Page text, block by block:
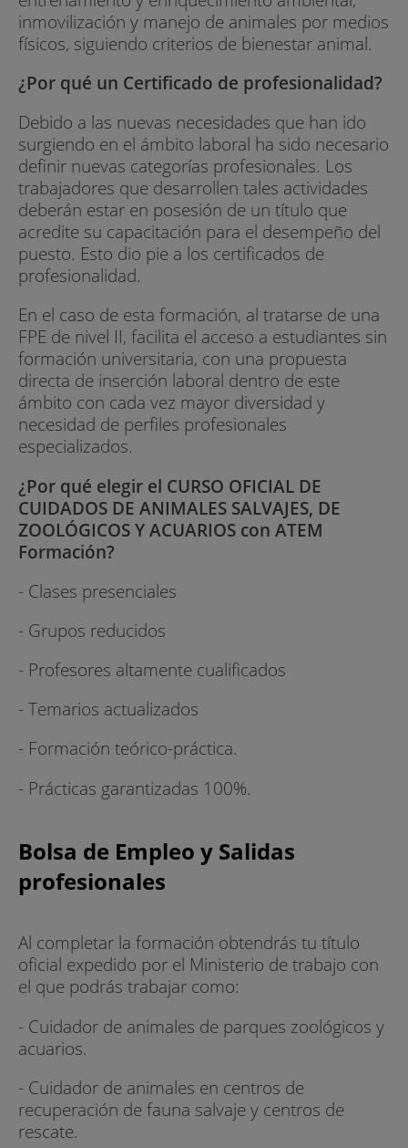
inmovilización y manejo de animales por medios
físicos, siguiendo criterios de bienestar animal.
¿Por qué un Certificado de profesionalidad?
Debido a las nuevas necesidades que han ido
surgiendo en el ámbito laboral ha sido necesario
definir nuevas categorías profesionales. Los
trabajadores que desarrollen tales actividades
deberán estar en posesión de un título que
acredite su capacitación para el desempeño del
puesto. Esto dio pie a los certificados de
profesionalidad.
En el caso de esta formación, al tratarse de una
FPE de nivel II, facilita el acceso a estudiantes sin
formación universitaria, con una propuesta
directa de inserción laboral dentro de este
ámbito con cada vez mayor diversidad y
necesidad de perfiles profesionales
especializados.
¿Por qué elegir el CURSO OFICIAL DE
CUIDADOS DE ANIMALES SALVAJES, DE
ZOOLÓGICOS Y ACUARIOS con ATEM
Formación?
- Clases presenciales
- Grupos reducidos
- Profesores altamente cualificados
- Temarios actualizados
- Formación teórico-práctica.
- Prácticas garantizadas 100%.
Bolsa de Empleo y Salidas
profesionales
Al completar la formación obtendrás tu título
oficial expedido por el Ministerio de trabajo con
el que podrás trabajar como:
- Cuidador de animales de parques zoológicos y
acuarios.
- Cuidador de animales en centros de
recuperación de fauna salvaje y centros de
rescate.